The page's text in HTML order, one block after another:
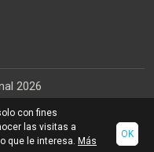
2026
con fines
las visitas a
que le interesa. Más
OK